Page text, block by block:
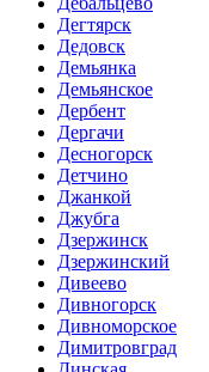
Дегтярск
Дедовск
Демьянка
Демьянское
Дербент
Дергачи
Десногорск
Детчино
Джанкой
Джубга
Дзержинск
Дзержинский
Дивеево
Дивногорск
Дивноморское
Димитровград